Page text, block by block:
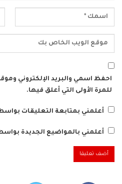
احفظ اسمي والبريد الإلكتروني
للمرة الأولى التي أعلق فيها.
أعلمني بمتابعة التعليقات
أعلمني بالمواضيع الجديدة